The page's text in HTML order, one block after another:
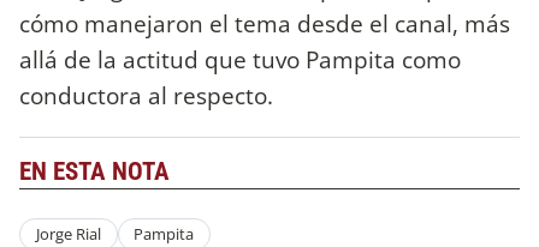
cómo manejaron el tema desde el canal, más
allá de la actitud que tuvo Pampita como
conductora al respecto.
EN ESTA NOTA
Jorge Rial Pampita